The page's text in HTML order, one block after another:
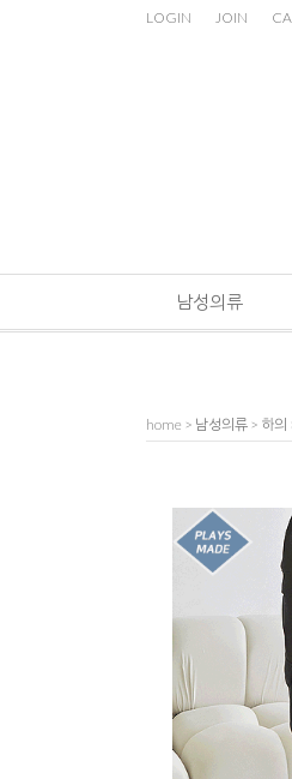
LOGIN JOIN
남성의류
home > 남성의류 > 하의